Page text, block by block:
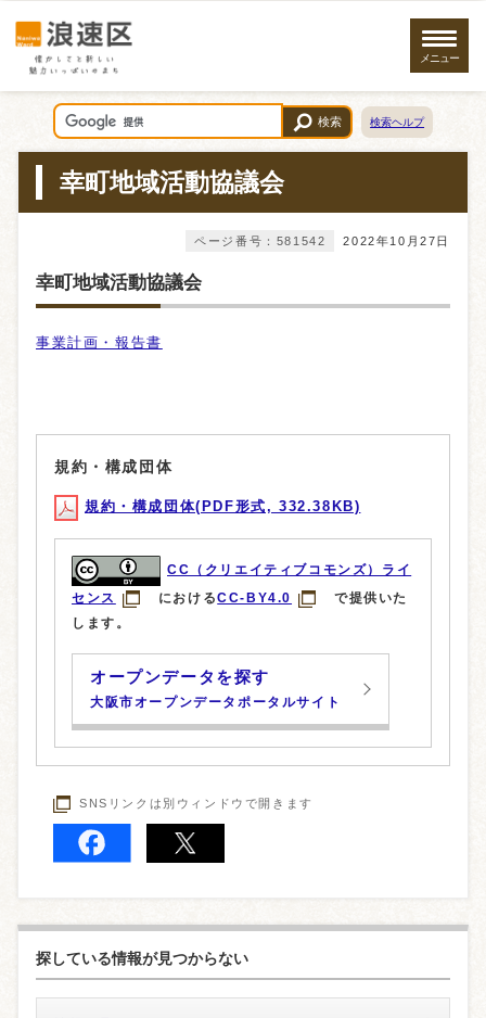
メニュー
検索 検索ヘルプ
幸町地域活動協議会
2022年10月27日
ページ番号：581542
幸町地域活動協議会
事業計画・報告書
規約・構成団体
規約・構成団体(PDF形式, 332.38KB)
CC（クリエイティブコモンズ）ライ
センス
におけるCC-BY4.0
で提供いた
します。
オープンデータを探す
大阪市オープンデータポータルサイト
SNSリンクは別ウィンドウで開きます
探している情報が見つからない